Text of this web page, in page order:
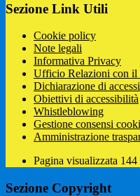
Sezione Link Utili
Cookie policy
Note legali
Informativa Privacy
Ufficio Relazioni con il
Dichiarazione di
Obiettivi di accessibilità
Whistleblowing
Gestione consensi
Amministrazione
Pagina visualizzata 144
Sezione Copyright